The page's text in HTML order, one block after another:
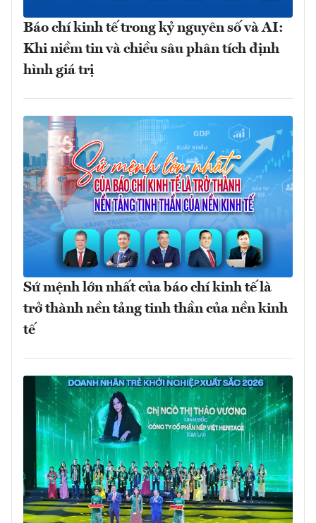
Báo chí kinh tế trong kỷ nguyên số và AI:
Khi niềm tin và chiều sâu phân tích định
hình giá trị
Sứ mệnh lớn nhất của báo chí kinh tế là
trở thành nền tảng tinh thần của nền kinh
tế